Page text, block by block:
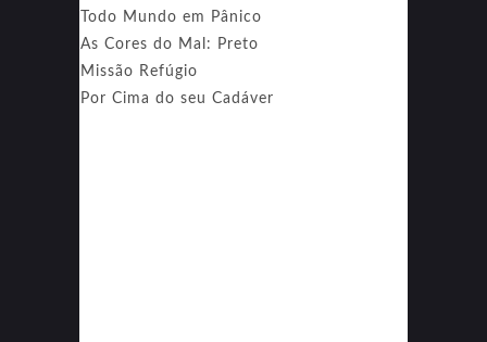
Todo Mundo em Pânico
As Cores do Mal: Preto
Missão Refúgio
Por Cima do seu Cadáver